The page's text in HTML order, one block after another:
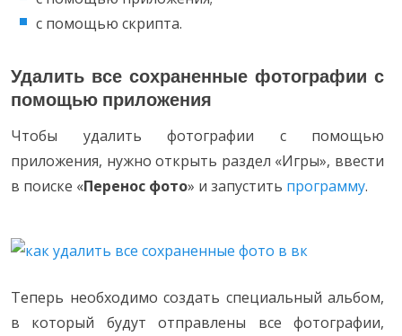
с помощью скрипта.
Удалить все сохраненные фотографии с
помощью приложения
Чтобы удалить фотографии с помощью
приложения, нужно открыть раздел «Игры», ввести
в поиске «Перенос фото» и запустить программу.
Теперь необходимо создать специальный альбом,
в который будут отправлены все фотографии,